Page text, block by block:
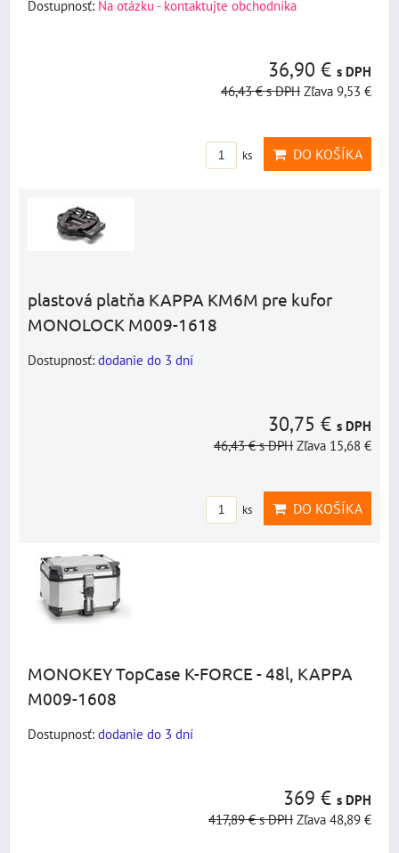
Dostupnosť: Na otázku - kontaktujte obchodníka
36,90 € s DPH
46,43 €s DPH Zľava 9,53 €
ks DO KOŠÍKA
plastová platňa KAPPA KM6M pre kufor
MONOLOCK M009-1618
Dostupnosť: dodanie do 3 dní
30,75 € s DPH
46,43 €s DPH Zľava 15,68 €
ks DO KOŠÍKA
MONOKEY TopCase K-FORCE - 48l, KAPPA
M009-1608
Dostupnosť: dodanie do 3 dní
369 € s DPH
417,89 €s DPH Zľava 48,89 €